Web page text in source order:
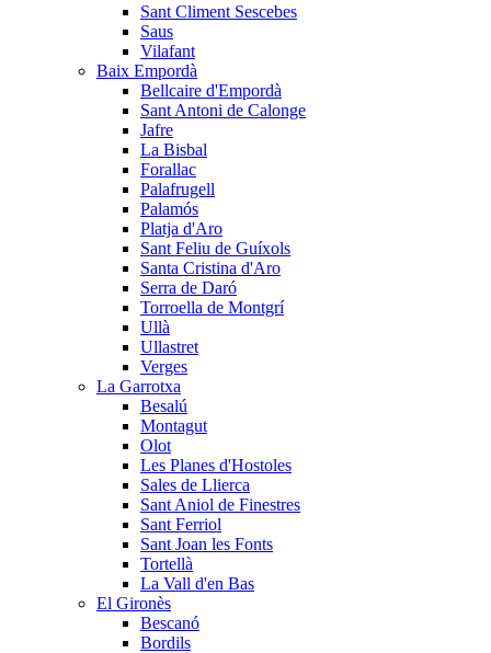
Sant Climent Sescebes
Saus
Vilafant
Baix Empordà
Bellcaire d'Empordà
Sant Antoni de Calonge
Jafre
La Bisbal
Forallac
Palafrugell
Palamós
Platja d'Aro
Sant Feliu de Guíxols
Santa Cristina d'Aro
Serra de Daró
Torroella de Montgrí
Ullà
Ullastret
Verges
La Garrotxa
Besalú
Montagut
Olot
Les Planes d'Hostoles
Sales de Llierca
Sant Aniol de Finestres
Sant Ferriol
Sant Joan les Fonts
Tortellà
La Vall d'en Bas
El Gironès
Bescanó
Bordils